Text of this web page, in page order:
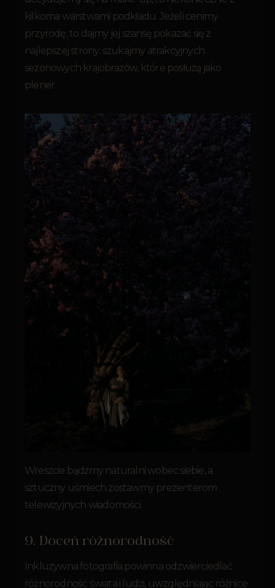
kilkoma warstwami podkładu. Jeżeli cenimy
przyrodę, to dajmy jej szansę pokazać się z
najlepszej strony: szukajmy atrakcyjnych
sezonowych krajobrazów, które posłużą jako
plener.
Wreszcie bądźmy naturalni wobec siebie, a
sztuczny uśmiech zostawmy prezenterom
telewizyjnych wiadomości.
9. Doceń różnorodność
Inkluzywna fotografia powinna odzwierciedlać
różnorodność świata i ludzi, uwzględniając różnice